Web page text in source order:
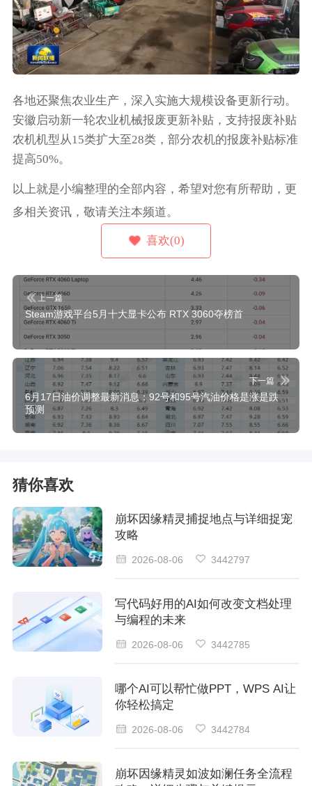
各地还聚焦农业生产，深入实施大规模设备更新行动。
安徽启动新一轮农业机械报废更新补贴，支持报废补贴
农机机型从15类扩大至28类，部分农机的报废补贴标准
提高50%。
以上就是小编整理的全部内容，希望对您有所帮助，更
多相关资讯，敬请关注本频道。
喜欢(0)
上一篇
Steam游戏平台5月十大显卡公布 RTX 3060夺榜首
下一篇
6月17日油价调整最新消息：92号和95号汽油价格是涨是跌
预测
猜你喜欢
崩坏因缘精灵捕捉地点与详细捉宠
攻略
2026-08-06 3442797
写代码好用的AI如何改变文档处理
与编程的未来
2026-08-06 3442785
哪个AI可以帮忙做PPT，WPS AI让
你轻松搞定
2026-08-06 3442784
崩坏因缘精灵如波如澜任务全流程